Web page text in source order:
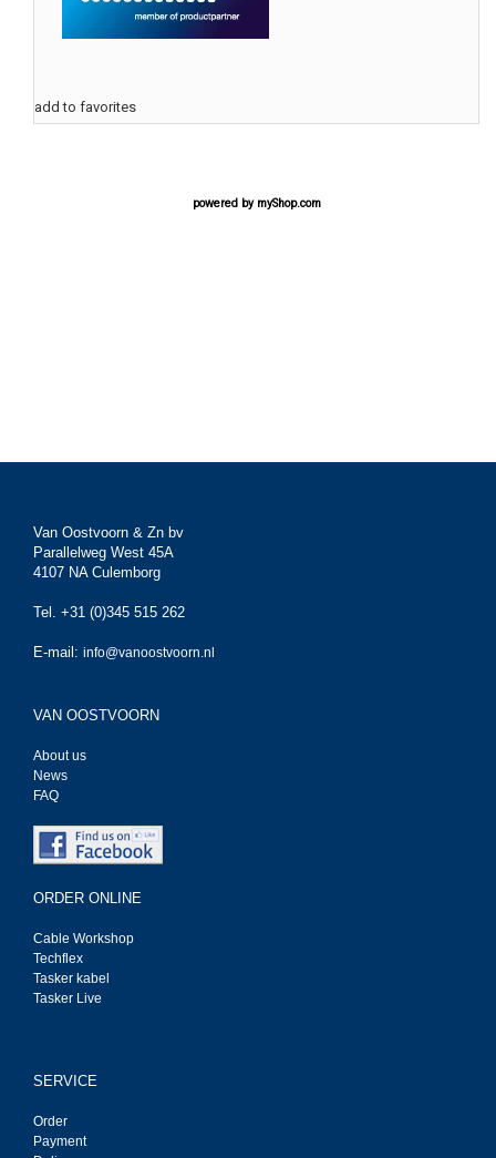
add to favorites
powered by myShop.com
Van Oostvoorn & Zn bv
Parallelweg West 45A
4107 NA Culemborg
Tel. +31 (0)345 515 262
E-mail: info@vanoostvoorn.nl
VAN OOSTVOORN
About us
News
FAQ
ORDER ONLINE
Cable Workshop
Techflex
Tasker kabel
Tasker Live
SERVICE
Order
Payment